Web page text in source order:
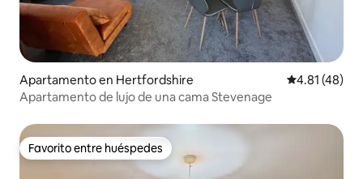
Apartamento en Hertfordshire Calificación
4.81 (48)
Apartamento de lujo de una cama Stevenage
Favorito entre huéspedes
Favorito entre huéspedes